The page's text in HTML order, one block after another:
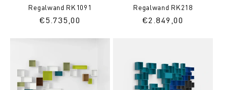
Regalwand RK1091
Normaler
€5.735,00
Regalwand RK218
Normaler
€2.849,00